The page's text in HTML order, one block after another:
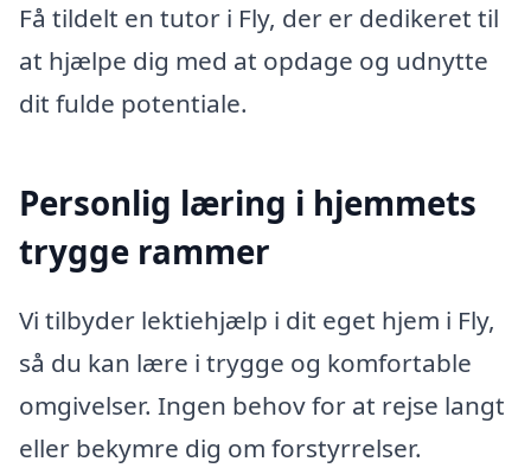
Få tildelt en tutor i Fly, der er dedikeret til
at hjælpe dig med at opdage og udnytte
dit fulde potentiale.
Personlig læring i hjemmets
trygge rammer
Vi tilbyder lektiehjælp i dit eget hjem i Fly,
så du kan lære i trygge og komfortable
omgivelser. Ingen behov for at rejse langt
eller bekymre dig om forstyrrelser.